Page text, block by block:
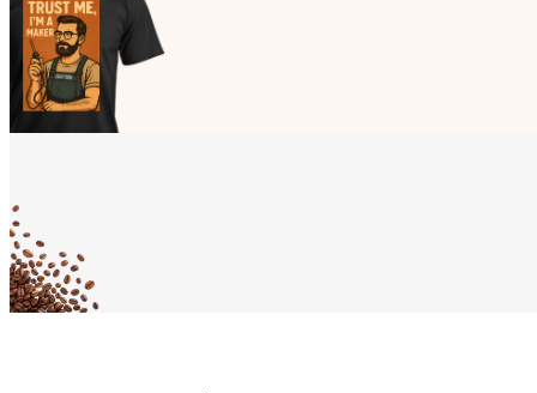
že jsi Maker!
Koupit tričko